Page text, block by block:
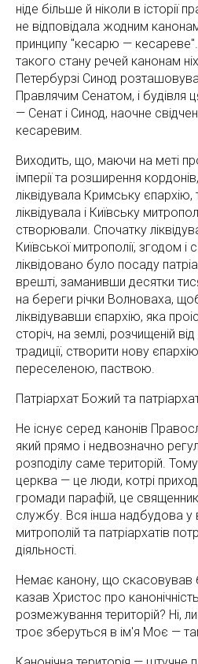
ніде більше й ніколи в історії
не відповідала жодним
принципу "кесарю — кесареве".
такого стану речей канонам
Петербурзі Синод
Правлячим Сенатом, і будівля
— Сенат і Синод, наочне
кесаревим.
Виходить, що, маючи на меті
імперії та розширення
ліквідувала Кримську
ліквідувала і Київську
створювали. Спочатку
Київської митрополії, згодом
ліквідовано було посаду
врешті, заманивши десятки
на береги річки Волноваха,
ліквідувавши єпархію, яка
сторіч, на землі, розчищеній
традиції, створити нову
переселеною, паствою.
Патріархат Божий та
Не існує серед канонів
який прямо і недвозначно
розподілу саме територій.
церква — це люди, котрі
громади парафій, це
службу. Вся інша надбудова у
митрополій та патріархатів
діяльності.
Немає канону, що
казав Христос про
розмежування територій? Ні,
троє зберуться в ім'я Моє —